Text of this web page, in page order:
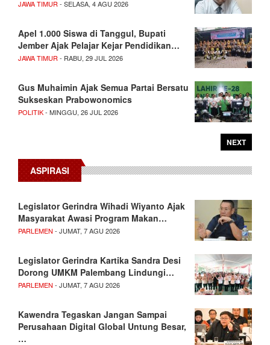
JAWA TIMUR - SELASA, 4 AGU 2026
Apel 1.000 Siswa di Tanggul, Bupati
Jember Ajak Pelajar Kejar Pendidikan…
JAWA TIMUR - RABU, 29 JUL 2026
Gus Muhaimin Ajak Semua Partai Bersatu
Sukseskan Prabowonomics
POLITIK- MINGGU, 26 JUL 2026
NEXT
ASPIRASI
Legislator Gerindra Wihadi Wiyanto Ajak
Masyarakat Awasi Program Makan…
PARLEMEN - JUMAT, 7 AGU 2026
Legislator Gerindra Kartika Sandra Desi
Dorong UMKM Palembang Lindungi…
PARLEMEN - JUMAT, 7 AGU 2026
Kawendra Tegaskan Jangan Sampai
Perusahaan Digital Global Untung Besar,
…